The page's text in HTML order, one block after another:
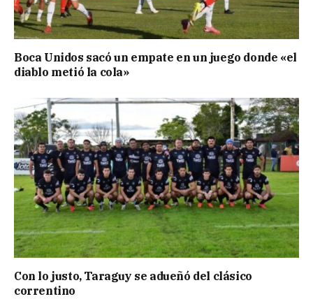
Boca Unidos sacó un empate en un juego donde «el
diablo metió la cola»
Con lo justo, Taraguy se adueñó del clásico
correntino